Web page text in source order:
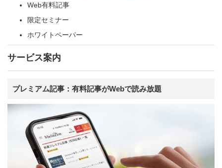
Web有料記事
限定セミナー
ホワイトペーパー
サービス案内
プレミアム記事：有料記事がWebで読み放題